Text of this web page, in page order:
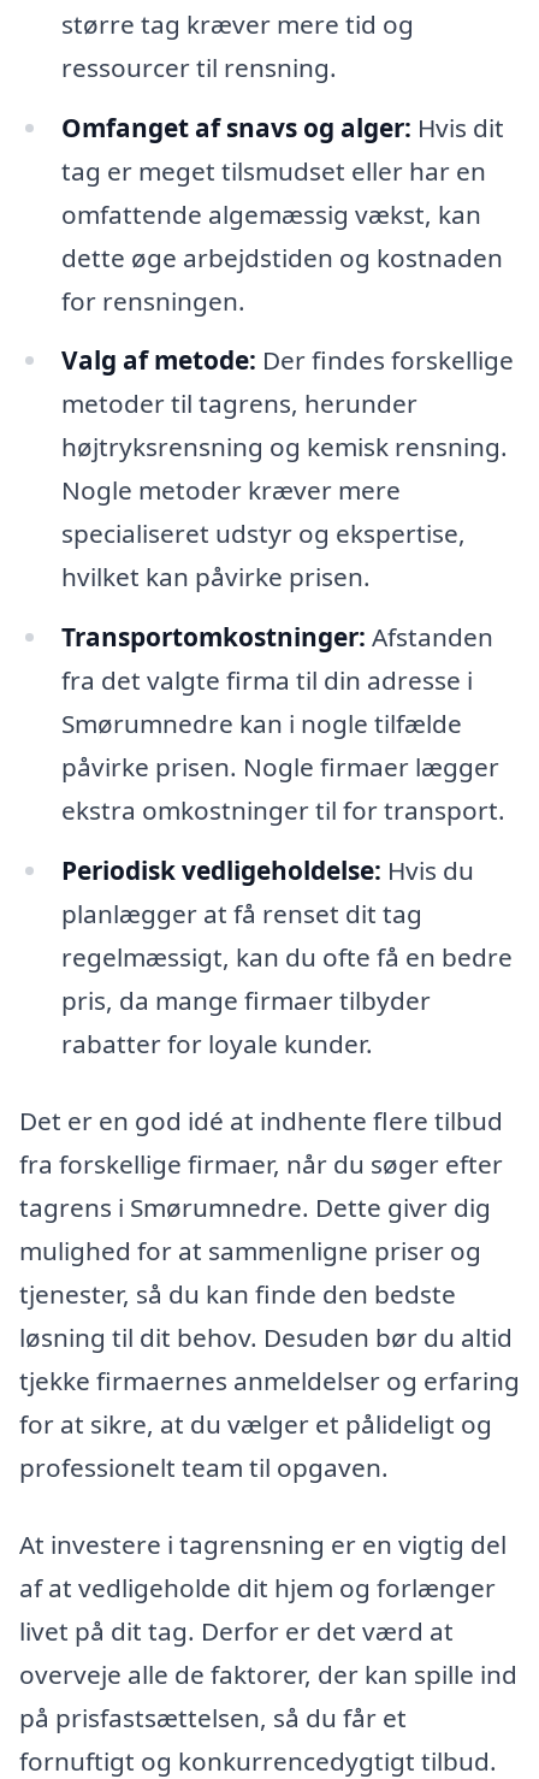
større tag kræver mere tid og
ressourcer til rensning.
Omfanget af snavs og alger: Hvis dit
tag er meget tilsmudset eller har en
omfattende algemæssig vækst, kan
dette øge arbejdstiden og kostnaden
for rensningen.
Valg af metode: Der findes forskellige
metoder til tagrens, herunder
højtryksrensning og kemisk rensning.
Nogle metoder kræver mere
specialiseret udstyr og ekspertise,
hvilket kan påvirke prisen.
Transportomkostninger: Afstanden
fra det valgte firma til din adresse i
Smørumnedre kan i nogle tilfælde
påvirke prisen. Nogle firmaer lægger
ekstra omkostninger til for transport.
Periodisk vedligeholdelse: Hvis du
planlægger at få renset dit tag
regelmæssigt, kan du ofte få en bedre
pris, da mange firmaer tilbyder
rabatter for loyale kunder.
Det er en god idé at indhente flere tilbud
fra forskellige firmaer, når du søger efter
tagrens i Smørumnedre. Dette giver dig
mulighed for at sammenligne priser og
tjenester, så du kan finde den bedste
løsning til dit behov. Desuden bør du altid
tjekke firmaernes anmeldelser og erfaring
for at sikre, at du vælger et pålideligt og
professionelt team til opgaven.
At investere i tagrensning er en vigtig del
af at vedligeholde dit hjem og forlænger
livet på dit tag. Derfor er det værd at
overveje alle de faktorer, der kan spille ind
på prisfastsættelsen, så du får et
fornuftigt og konkurrencedygtigt tilbud.